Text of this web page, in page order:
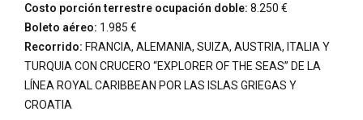
Costo porción terrestre ocupación doble: 8.250 €
Boleto aéreo: 1.985 €
Recorrido: FRANCIA, ALEMANIA, SUIZA, AUSTRIA, ITALIA Y
TURQUIA CON CRUCERO “EXPLORER OF THE SEAS” DE LA
LÍNEA ROYAL CARIBBEAN POR LAS ISLAS GRIEGAS Y
CROATIA